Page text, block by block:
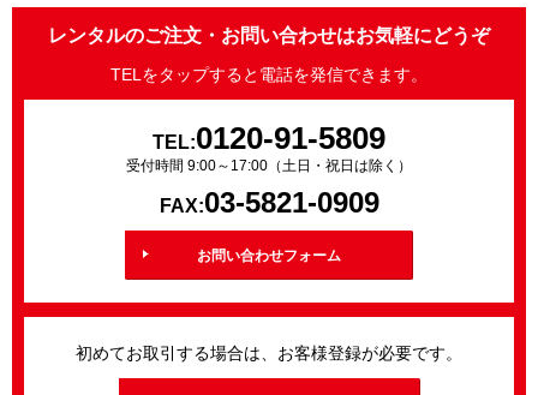
レンタルのご注文・お問い合わせはお気軽にどうぞ
TELをタップすると電話を発信できます。
TEL:0120-91-5809
受付時間 9:00～17:00（土日・祝日は除く）
FAX:03-5821-0909
お問い合わせフォーム
初めてお取引する場合は、お客様登録が必要です。